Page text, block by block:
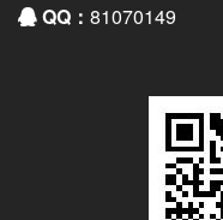
QQ： 81070149